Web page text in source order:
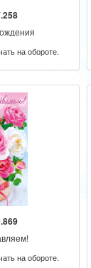
на обороте.
на обороте.